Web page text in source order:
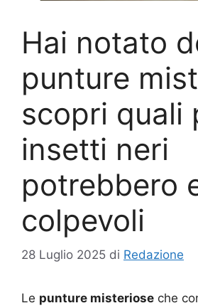
Hai notato
punture
scopri quali
insetti neri
potrebbero
colpevoli
28 Luglio 2025 di Redazione
Le punture misteriose che